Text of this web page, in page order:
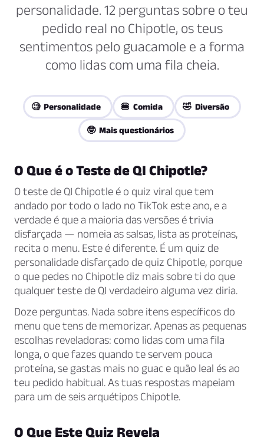
personalidade. 12 perguntas sobre o teu
pedido real no Chipotle, os teus
sentimentos pelo guacamole e a forma
como lidas com uma fila cheia.
🧐 Personalidade 🍔 Comida 🤣 Diversão
🤓 Mais questionários
O Que é o Teste de QI Chipotle?
O teste de QI Chipotle é o quiz viral que tem
andado por todo o lado no TikTok este ano, e a
verdade é que a maioria das versões é trivia
disfarçada — nomeia as salsas, lista as proteínas,
recita o menu. Este é diferente. É um quiz de
personalidade disfarçado de quiz Chipotle, porque
o que pedes no Chipotle diz mais sobre ti do que
qualquer teste de QI verdadeiro alguma vez diria.
Doze perguntas. Nada sobre itens específicos do
menu que tens de memorizar. Apenas as pequenas
escolhas reveladoras: como lidas com uma fila
longa, o que fazes quando te servem pouca
proteína, se gastas mais no guac e quão leal és ao
teu pedido habitual. As tuas respostas mapeiam
para um de seis arquétipos Chipotle.
O Que Este Quiz Revela